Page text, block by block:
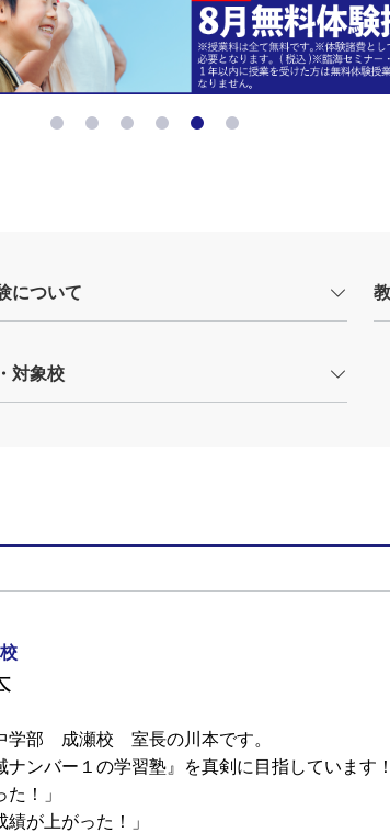
について
対象校
学部 成瀬校 室長の川本です。
ナンバー１の学習塾』を真剣に目指しています！
た！」
績が上がった！」